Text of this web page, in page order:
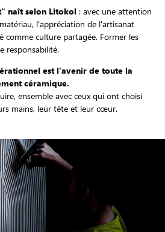
naît selon Litokol : avec une attention
l'appréciation de l'artisanat
comme culture partagée. Former les
responsabilité.
est l'avenir de toute la
céramique.
ensemble avec ceux qui ont choisi
mains, leur tête et leur cœur.